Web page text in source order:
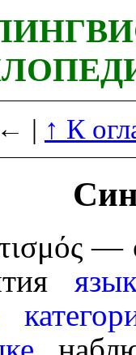
← | ↑ К
—